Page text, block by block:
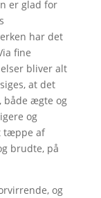
er glad for
har det
fine
bliver alt
at det
både ægte og
og
tæppe af
brudte, på
og